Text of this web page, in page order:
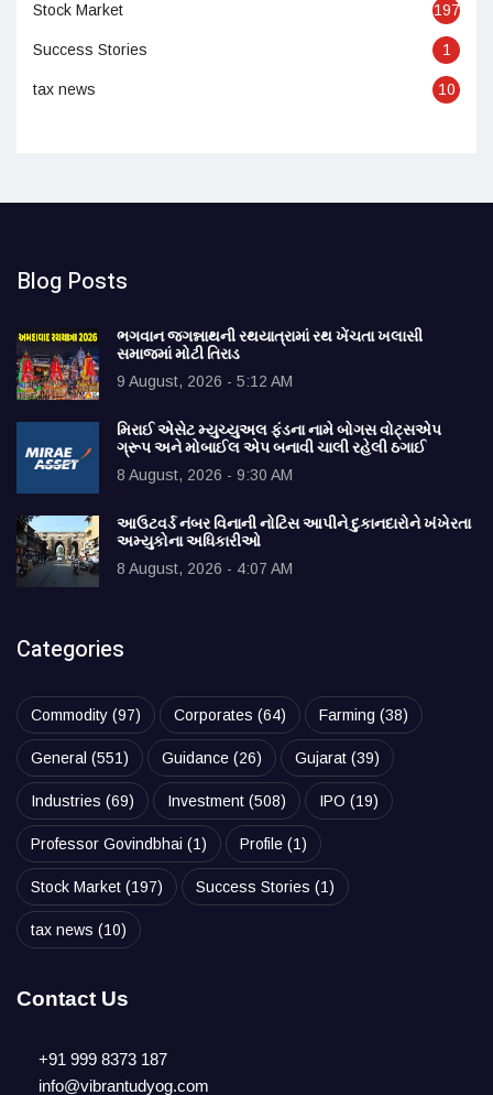
Stock Market 197
Success Stories 1
tax news 10
Blog Posts
ભગવાન જગન્નાથની રથયાત્રામાં રથ ખેંચતા ખલાસી
સમાજમાં મોટી તિરાડ
9 August, 2026 - 5:12 AM
મિરાઈ એસેટ મ્યુચ્યુઅલ ફંડના નામે બોગસ વોટ્સએપ
ગ્રૂપ અને મોબાઈલ એપ બનાવી ચાલી રહેલી ઠગાઈ
8 August, 2026 - 9:30 AM
આઉટવર્ડ નંબર વિનાની નોટિસ આપીને દુકાનદારોને ખંખેરતા
અમ્યુકોના અધિકારીઓ
8 August, 2026 - 4:07 AM
Categories
Commodity (97) Corporates (64) Farming (38)
General (551) Guidance (26) Gujarat (39)
Industries (69) Investment (508) IPO (19)
Professor Govindbhai (1) Profile (1)
Stock Market (197) Success Stories (1)
tax news (10)
Contact Us
+91 999 8373 187
info@vibrantudyog.com